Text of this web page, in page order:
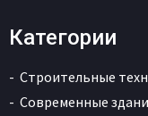
Категории
Строительные
Современные